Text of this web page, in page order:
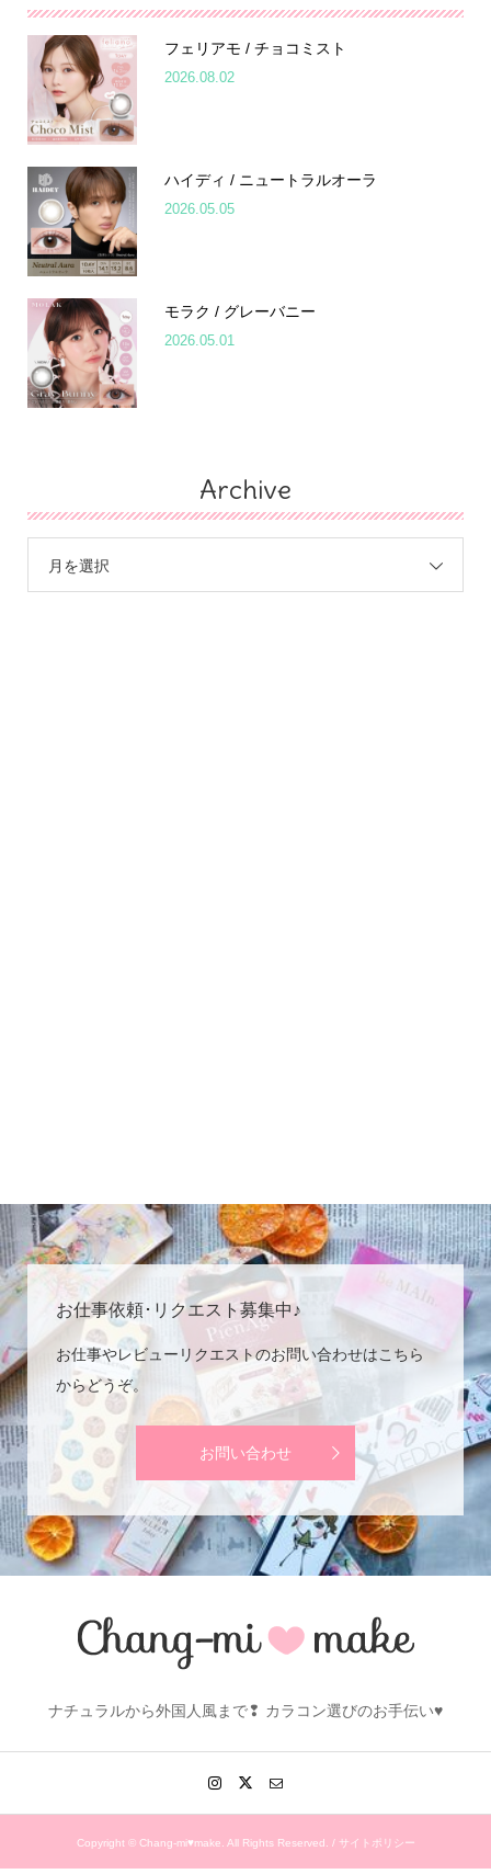
フェリアモ / チョコミスト
2026.08.02
ハイディ / ニュートラルオーラ
2026.05.05
モラク / グレーバニー
2026.05.01
Archive
月を選択
お仕事依頼･リクエスト募集中♪
お仕事やレビューリクエストのお問い合わせはこちら
からどうぞ。
お問い合わせ
ナチュラルから外国人風まで❢ カラコン選びのお手伝い♥
Copyright ©Chang-mi♥make. All Rights Reserved. / サイトポリシー